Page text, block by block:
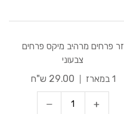
זר פרחים מרהיב מיקס פרחים
צבעוני
1 במארז
29.00 ש"ח